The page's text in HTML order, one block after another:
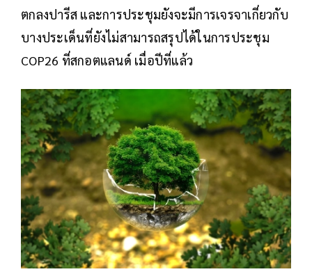
ตกลงปารีส และการประชุมยังจะมีการเจรจาเกี่ยวกับ
บางประเด็นที่ยังไม่สามารถสรุปได้ในการประชุม
COP26 ที่สกอตแลนด์ เมื่อปีที่แล้ว